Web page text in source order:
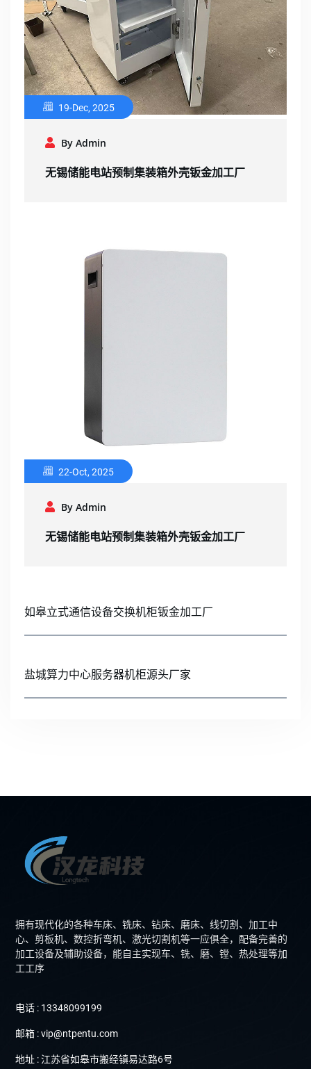
19-Dec, 2025
By Admin
无锡储能电站预制集装箱外壳钣金加工厂
22-Oct, 2025
By Admin
无锡储能电站预制集装箱外壳钣金加工厂
如皋立式通信设备交换机柜钣金加工厂
盐城算力中心服务器机柜源头厂家
拥有现代化的各种车床、铣床、钻床、磨床、线切割、加工中
心、剪板机、数控折弯机、激光切割机等一应俱全，配备完善的
加工设备及辅助设备，能自主实现车、铣、磨、镗、热处理等加
工工序
电话 : 13348099199
邮箱 : vip@ntpentu.com
地址 : 江苏省如皋市搬经镇易达路6号